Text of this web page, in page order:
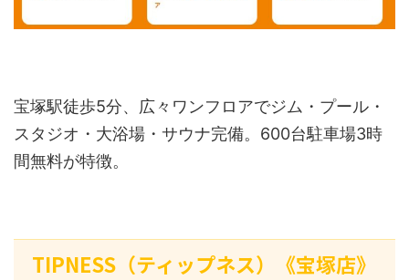
宝塚駅徒歩5分、広々ワンフロアでジム・プール・
スタジオ・大浴場・サウナ完備。600台駐車場3時
間無料が特徴。
TIPNESS（ティップネス）《宝塚店》